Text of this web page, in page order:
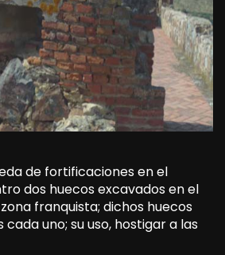
de fortificaciones en el
dos huecos excavados en el
franquista; dichos huecos
uno; su uso, hostigar a las